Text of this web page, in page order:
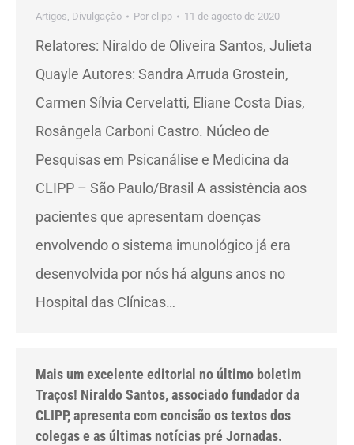
Artigos, Divulgação Por clipp 11 de agosto de 2020
Relatores: Niraldo de Oliveira Santos, Julieta
Quayle Autores: Sandra Arruda Grostein,
Carmen Sílvia Cervelatti, Eliane Costa Dias,
Rosângela Carboni Castro. Núcleo de
Pesquisas em Psicanálise e Medicina da
CLIPP – São Paulo/Brasil A assistência aos
pacientes que apresentam doenças
envolvendo o sistema imunológico já era
desenvolvida por nós há alguns anos no
Hospital das Clínicas…
Mais um excelente editorial no último boletim
Traços! Niraldo Santos, associado fundador da
CLIPP, apresenta com concisão os textos dos
colegas e as últimas notícias pré Jornadas.